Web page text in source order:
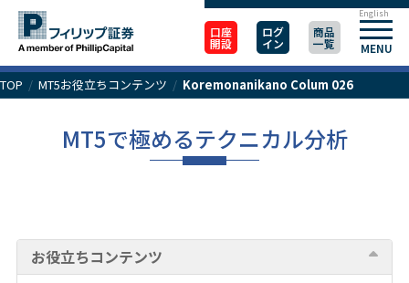
口座
開設
ログ
イン
商品
一覧 MENU
English
TOP / MT5お役立ちコンテンツ / Koremonanikano Colum 026
MT5で極めるテクニカル分析
お役立ちコンテンツ